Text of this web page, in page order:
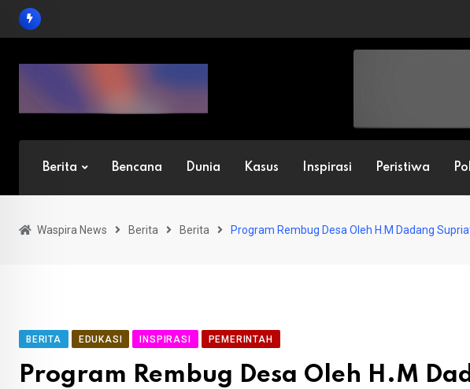
Skip
Berita Bencana Dunia Kasus Inspirasi Peristiwa
Waspira News Berita Berita Program Rembug Desa Oleh H.M Dadang
BERITA EDUKASI INSPIRASI PEMERINTAH
Program Rembug Desa Oleh H.M